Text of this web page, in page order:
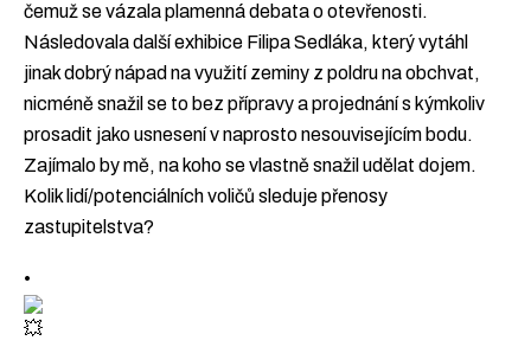
čemuž se vázala plamenná debata o otevřenosti.
Následovala další exhibice Filipa Sedláka, který vytáhl
jinak dobrý nápad na využití zeminy z poldru na obchvat,
nicméně snažil se to bez přípravy a projednání s kýmkoliv
prosadit jako usnesení v naprosto nesouvisejícím bodu.
Zajímalo by mě, na koho se vlastně snažil udělat dojem.
Kolik lidí/potenciálních voličů sleduje přenosy
zastupitelstva?
•